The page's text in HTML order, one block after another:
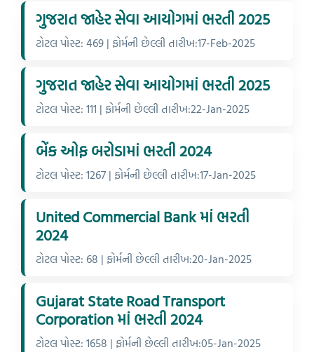
ગુજરાત જાહેર સેવા આયોગમાં ભરતી 2025
ટોટલ પોસ્ટ: 469 | ફોર્મની છેલ્લી તારીખ:17-Feb-2025
ગુજરાત જાહેર સેવા આયોગમાં ભરતી 2025
ટોટલ પોસ્ટ: 111 | ફોર્મની છેલ્લી તારીખ:22-Jan-2025
બેંક ઓફ બરોડામાં ભરતી 2024
ટોટલ પોસ્ટ: 1267 | ફોર્મની છેલ્લી તારીખ:17-Jan-2025
United Commercial Bank માં ભરતી
2024
ટોટલ પોસ્ટ: 68 | ફોર્મની છેલ્લી તારીખ:20-Jan-2025
Gujarat State Road Transport
Corporation માં ભરતી 2024
ટોટલ પોસ્ટ: 1658 | ફોર્મની છેલ્લી તારીખ:05-Jan-2025